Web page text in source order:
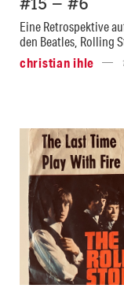
#15 – #6
Eine Retrospektive
den Beatles, Rolling
christian ihle